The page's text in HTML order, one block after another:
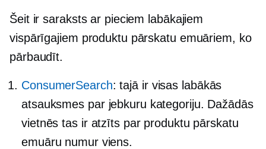
Šeit ir saraksts ar pieciem labākajiem
vispārīgajiem produktu pārskatu emuāriem, ko
pārbaudīt.
ConsumerSearch: tajā ir visas labākās
atsauksmes par jebkuru kategoriju. Dažādās
vietnēs tas ir atzīts par produktu pārskatu
emuāru numur viens.